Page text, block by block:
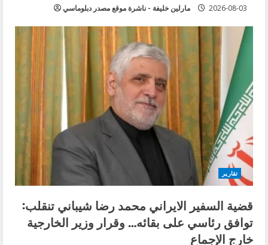
مارلين خليفة - ناشرة موقع مصدر دبلوماسي 2026-08-03
تقارير
قضية السفير الايراني محمد رضا شيباني تنقلب:
توافق رئاسي على بقائه… وقرار وزير الخارجية
خارج الإجماع